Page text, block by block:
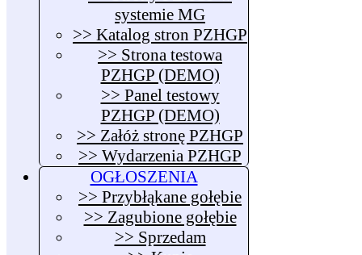
systemie MG
>> Katalog stron PZHGP
>> Strona testowa
PZHGP (DEMO)
>> Panel testowy
PZHGP (DEMO)
>> Załóż stronę PZHGP
>> Wydarzenia PZHGP
OGŁOSZENIA
>> Przybłąkane gołębie
>> Zagubione gołębie
>> Sprzedam